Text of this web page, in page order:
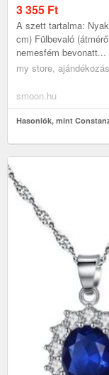
3 355 Ft
A szett tartalma:
cm) Fülbevaló
nemesfém bevonatt...
my store,
smoon.hu
Hasonlók, mint